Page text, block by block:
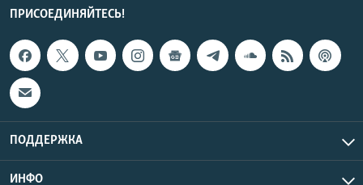
ПРИСОЕДИНЯЙТЕСЬ!
ПОДДЕРЖКА
ИНФО